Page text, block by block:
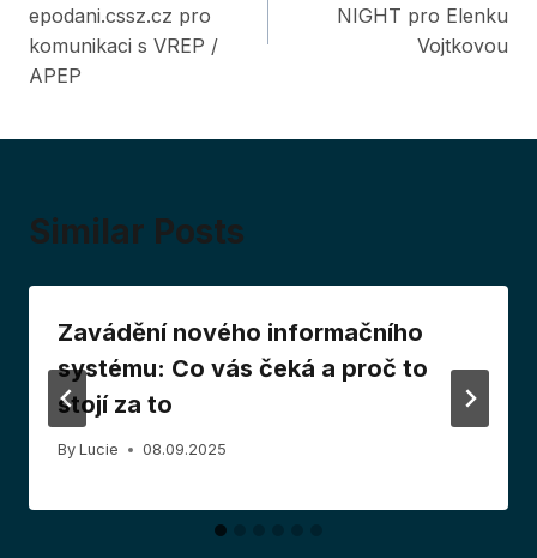
epodani.cssz.cz pro
komunikaci s VREP /
APEP
NIGHT pro Elenku
Vojtkovou
Similar Posts
Zavádění nového informačního
systému: Co vás čeká a proč to
stojí za to
By Lucie 08.09.2025